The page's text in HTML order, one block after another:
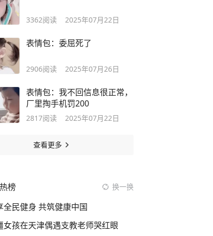
3362阅读 2025年07月22日
表情包：委屈死了
2906阅读 2025年07月26日
表情包：我不回信息很正常，
厂里掏手机罚200
2817阅读 2025年07月22日
查看更多
榜 换一换
全民健身 共筑健康中国
女孩在天津偶遇支教老师哭红眼